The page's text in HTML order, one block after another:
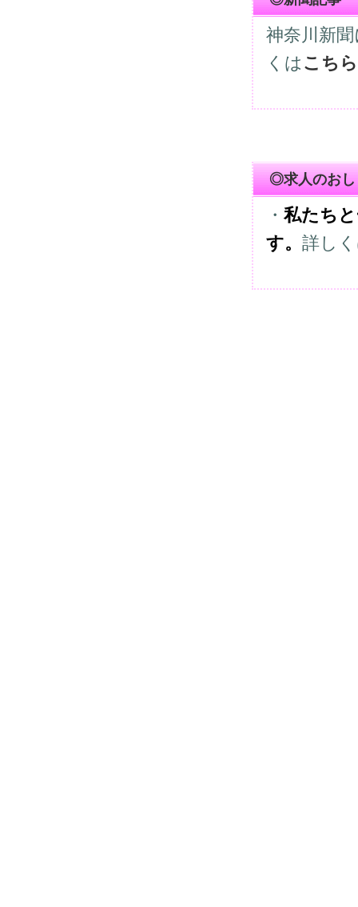
神奈川新
くは こちら
◎求人のおし
・ 私たち
す。 詳し